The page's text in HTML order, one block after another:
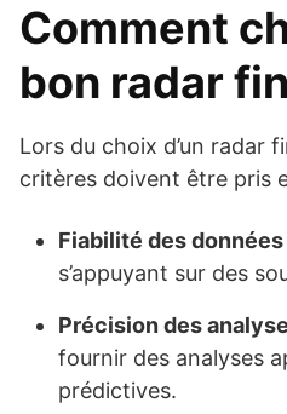
Comment
bon radar
Lors du choix d’un radar
critères doivent être pris
Fiabilité des données
s’appuyant sur des
Précision des
fournir des analyses
prédictives.